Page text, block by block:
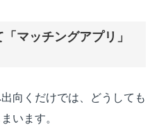
マッチングアプリ」
向くだけでは、どうしても
います。